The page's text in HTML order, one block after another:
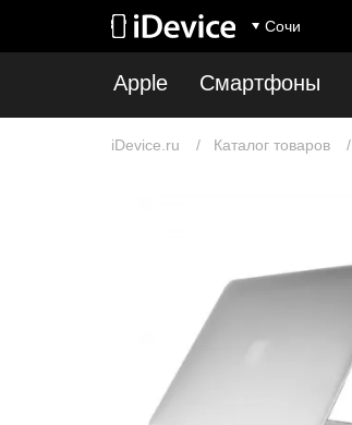
Сочи
Apple Смартфоны
iDevice.ru Каталог товаров